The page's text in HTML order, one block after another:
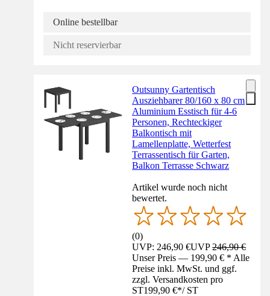
Online bestellbar
Nicht reservierbar
Outsunny Gartentisch
Ausziehbarer 80/160 x 80 cm
Aluminium Esstisch für 4-6
Personen, Rechteckiger
Balkontisch mit
Lamellenplatte, Wetterfest
Terrassentisch für Garten,
Balkon Terrasse Schwarz
Artikel wurde noch nicht
bewertet.
(0)
UVP: 246,90 €UVP246,90 €
Unser Preis — 199,90 € * Alle
Preise inkl. MwSt. und ggf.
zzgl. Versandkosten pro
ST199,90 €*/ ST